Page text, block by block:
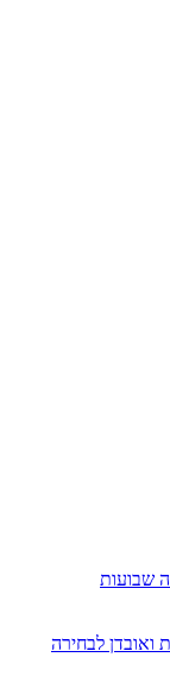
שבועות
ואובדן לבחירה